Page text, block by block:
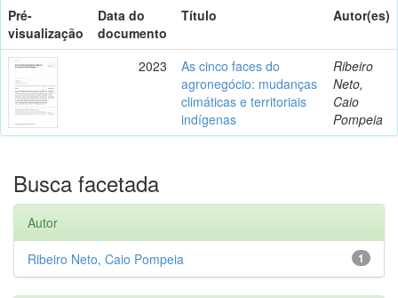
Pré-
visualização
Data do
documento
Título Autor(es)
2023
As cinco faces do
agronegócio: mudanças
climáticas e territoriais
indígenas
Ribeiro
Neto,
Caio
Pompeia
Busca facetada
Autor
1
Ribeiro Neto, Caio Pompeia